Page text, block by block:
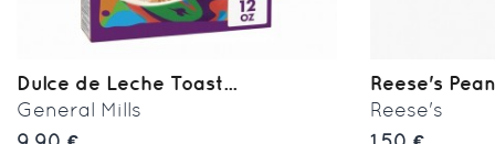
Dulce de Leche Toast...
General Mills
Reese's
Reese's